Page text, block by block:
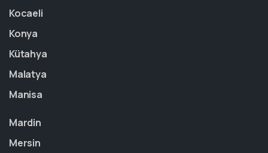
Kocaeli
Konya
Kütahya
Malatya
Manisa
Mardin
Mersin